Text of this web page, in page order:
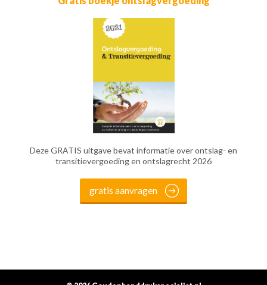
Deze GRATIS uitgave bevat informatie over ontslag- en
transitievergoeding en ontslagrecht 2026
gratis aanvragen